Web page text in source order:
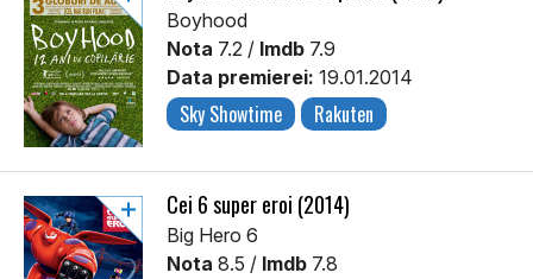
Boyhood
Nota 7.2 / Imdb 7.9
Data premierei: 19.01.2014
Sky Showtime Rakuten
Cei 6 super eroi (2014)
Big Hero 6
Nota 8.5 / Imdb 7.8